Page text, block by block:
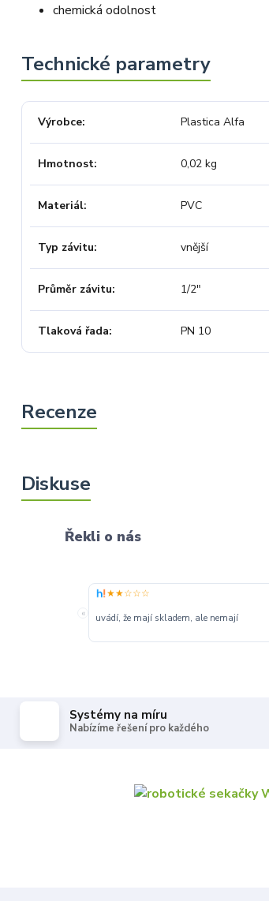
chemická odolnost
Výrobce Plastica Alfa
Hmotnost 0,02 kg
Materiál PVC
Typ závitu vnější
Průměr závitu 1/2"
Tlaková řada PN 10
Řekli o nás
«
★★☆☆☆
uvádí, že mají skladem, ale nemají
Systémy na míru
Nabízíme řešení pro každého